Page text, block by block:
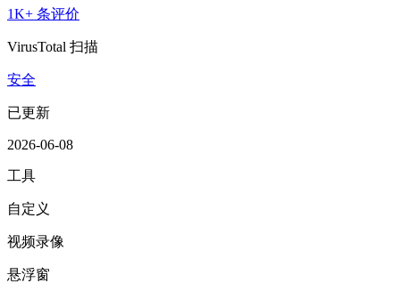
1K+ 条评价
VirusTotal 扫描
安全
已更新
2026-06-08
工具
自定义
视频录像
悬浮窗